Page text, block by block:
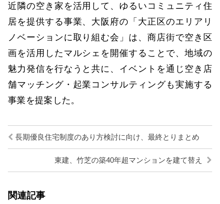
近隣の空き家を活用して、ゆるいコミュニティ住
居を提供する事業、大阪府の「大正区のエリアリ
ノベーションに取り組む会」は、商店街で空き区
画を活用したマルシェを開催することで、地域の
魅力発信を行なうと共に、イベントを通じ空き店
舗マッチング・起業コンサルティングも実施する
事業を提案した。
長期優良住宅制度のあり方検討に向け、最終とりまとめ
東建、竹芝の築40年超マンションを建て替え
関連記事